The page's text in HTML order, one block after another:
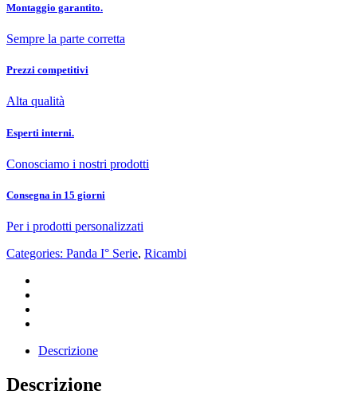
Montaggio garantito.
Sempre la parte corretta
Prezzi competitivi
Alta qualità
Esperti interni.
Conosciamo i nostri prodotti
Consegna in 15 giorni
Per i prodotti personalizzati
Categories: Panda I° Serie, Ricambi
Descrizione
Descrizione